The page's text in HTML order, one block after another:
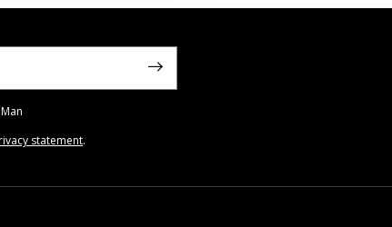
Man
statement.